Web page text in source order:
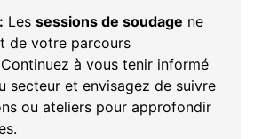
Les sessions de soudage ne
de votre parcours
Continuez à vous tenir informé
secteur et envisagez de suivre
ou ateliers pour approfondir